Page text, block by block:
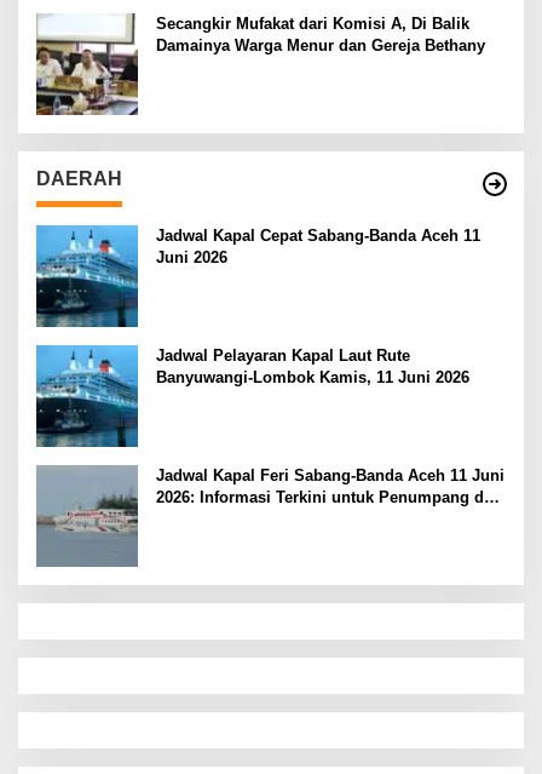
Secangkir Mufakat dari Komisi A, Di Balik
Damainya Warga Menur dan Gereja Bethany
DAERAH
Jadwal Kapal Cepat Sabang-Banda Aceh 11
Juni 2026
Jadwal Pelayaran Kapal Laut Rute
Banyuwangi-Lombok Kamis, 11 Juni 2026
Jadwal Kapal Feri Sabang-Banda Aceh 11 Juni
2026: Informasi Terkini untuk Penumpang dan